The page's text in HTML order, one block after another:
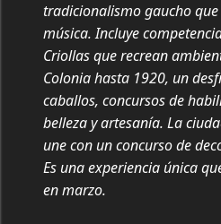
tradicionalismo gaucho
música. Incluye
Criollas que recrean
Colonia hasta 1920, un
caballos, concursos de
belleza y artesanía. La
une con un concurso de
Es una experiencia única
en marzo.